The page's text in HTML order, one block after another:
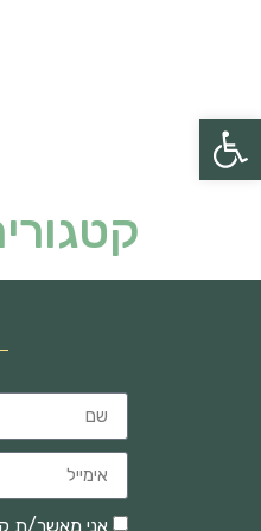
פתח סרגל
אני מאשר/ת